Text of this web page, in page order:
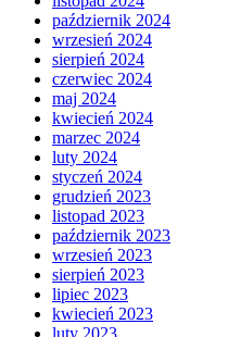
październik 2024
wrzesień 2024
sierpień 2024
czerwiec 2024
maj 2024
kwiecień 2024
marzec 2024
luty 2024
styczeń 2024
grudzień 2023
listopad 2023
październik 2023
wrzesień 2023
sierpień 2023
lipiec 2023
kwiecień 2023